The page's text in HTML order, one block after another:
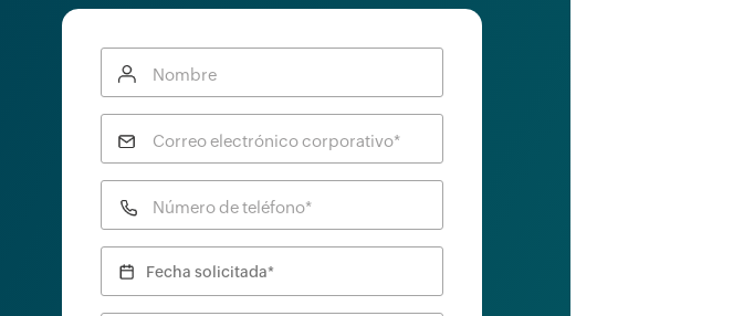
Nombre
Correo electrónico corporativo*
Número de teléfono*